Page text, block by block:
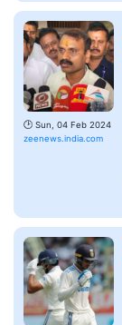
🕑 Sun, 04 Feb 2024
zeenews.india.com